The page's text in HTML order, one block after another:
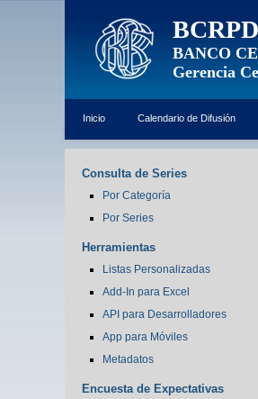
BANCO
Gerencia
Inicio Calendario de Difusión
Consulta de Series
Por Categoría
Por Series
Herramientas
Listas Personalizadas
Add-In para Excel
API para Desarrolladores
App para Móviles
Metadatos
Encuesta de Expectativas